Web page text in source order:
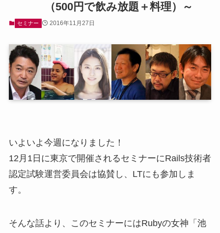
（500円で飲み放題＋料理）～
セミナー 2016年11月27日
いよいよ今週になりました！
12月1日に東京で開催されるセミナーにRails技術者
認定試験運営委員会は協賛し、LTにも参加しま
す。
そんな話より、このセミナーにはRubyの女神「池